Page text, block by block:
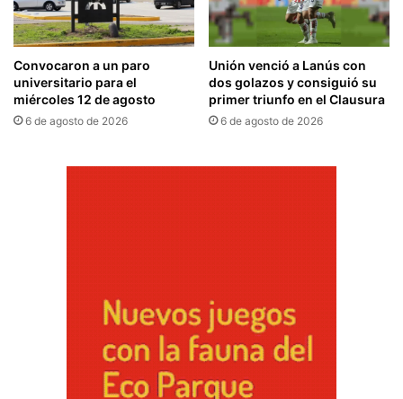
Convocaron a un paro
universitario para el
miércoles 12 de agosto
6 de agosto de 2026
Unión venció a Lanús con
dos golazos y consiguió su
primer triunfo en el Clausura
6 de agosto de 2026